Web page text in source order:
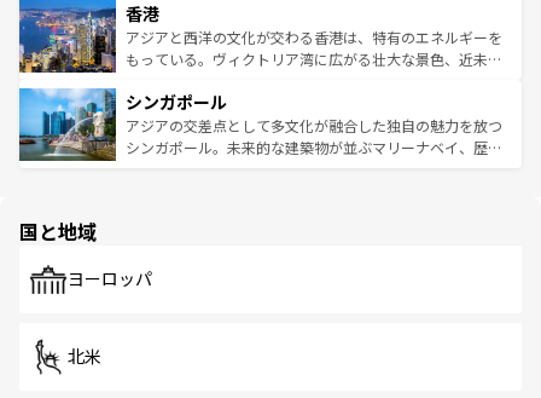
とつ。フォーやバインミー、ベトナムコーヒーなどは、ぜ
ひ現地で味わいたい。どの地域を訪れてもあたたかい人々
が旅行者を迎えてくれるので、きっと忘れられない旅にな
参照してほしい。
の活気が交差している。北部ではチェンマイなどの山岳地
帯で自然と触れ合い、南部ではプーケットやクラビの美し
いビーチでリゾート気分を楽しむことができる。タイ料理
激する。気候は一年中温暖で、どの季節にも異なる楽しみ
が待っている。親しみやすいタイの人々、仏教を中心とし
た文化、そして多様な観光資源が、訪れる旅人を魅了し続
香港
アジアと西洋の文化が交わる香港は、特有のエネルギーを
もっている。ヴィクトリア湾に広がる壮大な景色、近未来
み、どこを訪れても感動するはず。観光スポットが密集し
ており、効率よく見どころを回れるのも魅力。息をのむよ
うな絶景から文化的な体験まで、香港を存分に楽しみ尽く
シンガポール
アジアの交差点として多文化が融合した独自の魅力を放つ
シンガポール。未来的な建築物が並ぶマリーナベイ、歴史
で、ホーカーズは地元の風情を楽しめる外せないスポット
国と地域
ヨーロッパ
北米